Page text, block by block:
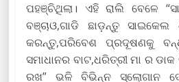
ପହଞ୍ଚିଥିଲା। ଏହି ରାଲି ବେଳେ
ବଞ୍ଚାଓ,ଗାଡି ଛାଡ଼ନ୍ତୁ
କରନ୍ତୁ,ପରିବେଶ ପ୍ରଦୂଷଣକୁ‌
ସମାଧାନର ବାଟ,ଧରିତ୍ରୀ ମା ର
ରଖ” ଭଳି ବିଭିନ୍ନ ସ୍ଲୋଗାନ